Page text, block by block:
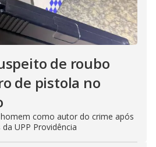
de roubo
de pistola no
como autor do crime após
UPP Providência